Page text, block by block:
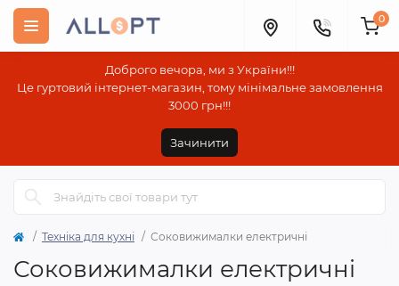
Доброго вечора, ми з України!!!
Це гуртовий інтернет-магазин, тому мінімальне замовлення
3000 грн!!!
Зачинити
0
Техніка для кухні Соковижималки електричні
Соковижималки електричні